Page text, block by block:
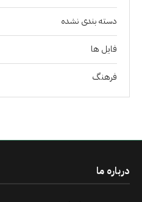
دسته بندی نشده
فايل ها
فرهنگ
درباره ما